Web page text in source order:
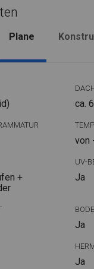
Plane
ca.
von
+
UV-
Ja
Ja
Ja